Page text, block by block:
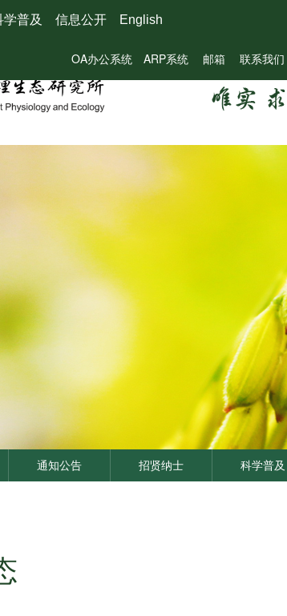
学普及 信息公开 English
OA办公系统 ARP系统 邮箱 联系我们
通知公告 招贤纳士 科学普及